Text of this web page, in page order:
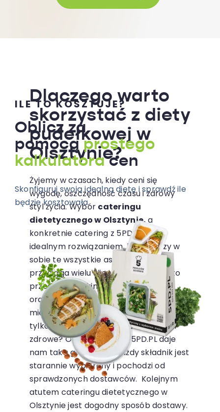
ILE TO KOSZTUJE?
Oblicz za
pomocąprostego
kalkulatoracen
Skonfiguruj swoją idealną dietę i sprawdź ile
będzie kosztowała.
Dlaczego warto
skorzystać z diety
pudełkowej w
Olsztynie?
Żyjemy w czasach, kiedy ceni się
wygodę, oszczędność czasu i zdrowy
styl życia. Wybór cateringu
dietetycznego w Olsztynie,a
konkretnie catering z 5PD.PL, jest
idealnym rozwiązaniem, które łączy w
sobie te wszystkie aspekty.To, co
przyciąga wielu klientów do5PD.PL
, to
przede wszystkim różnorodność diet
oraz jakość składników. Czy możemy
mieć pewność, że nasze posiłki będą nie
tylko smaczne, ale przede wszystkim
zdrowe? Otóż możemy, a 5PD.PL daje
nam taką gwarancję. Każdy składnik jest
starannie wybierany i pochodzi od
sprawdzonych dostawców. Kolejnym
atutem cateringu dietetycznego w
Olsztynie jest dogodny sposób dostawy.